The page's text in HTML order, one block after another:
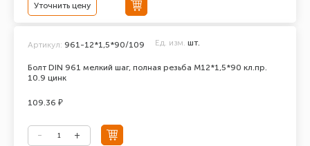
Уточнить цену
Болт DIN 961 мелкий шаг, полная резьба M12*1,5*90 кл.пр.
10.9 цинк
Артикул: 961-12*1,5*90/109 Ед. изм. шт.
109.36 ₽